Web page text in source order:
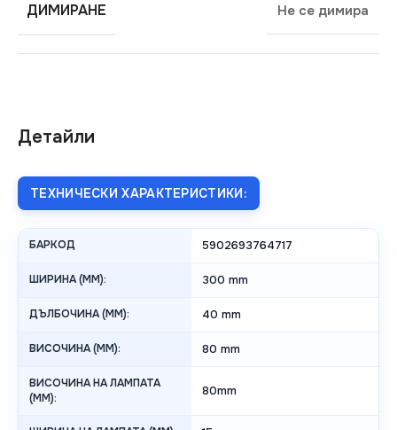
Детайли
ТЕХНИЧЕСКИ ХАРАКТЕРИСТИКИ:
БАРКОД 5902693764717
ШИРИНА (MM): 300 mm
ДЪЛБОЧИНА (MM): 40 mm
ВИСОЧИНА (MM): 80 mm
ВИСОЧИНА НА ЛАМПАТА
(MM):
80mm
ДИМИРАНЕ Не се димира